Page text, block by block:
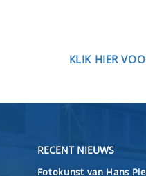
KLIK HIER
RECENT NIEUWS
Fotokunst van Hans